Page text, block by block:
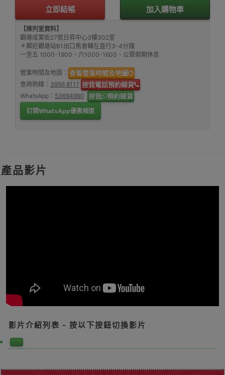
立即結帳 加入購物車
【陳列室資料】
觀塘成業街27號日昇中心3樓302室
＊鄰近觀塘站B1出口馬會轉左直行3-4分鐘
一至五 1000-1900、六1000-1600、公眾假期休息
營業時間及地圖： 查看營業時間及地圖
查詢熱線： 3956 8117 按我電話預約睇貨
WhatsApp： 53694990 按我 預約睇貨
訂閱WhatsApp優惠頻道
產品影片
影片介紹列表 - 按以下按鈕切換影片